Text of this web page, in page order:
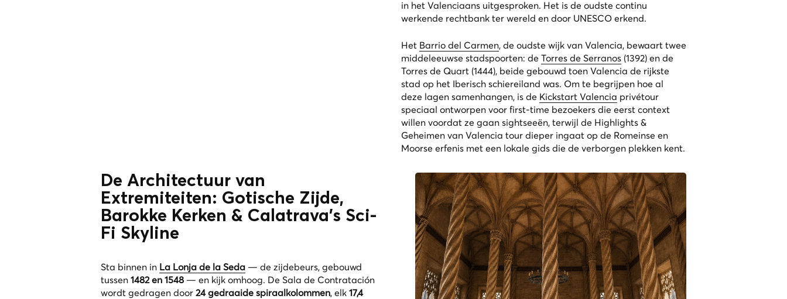
in het Valenciaans uitgesproken. Het is de oudste continu
werkende rechtbank ter wereld en door UNESCO erkend.
Het Barrio del Carmen, de oudste wijk van Valencia, bewaart twee
middeleeuwse stadspoorten: de Torres de Serranos(1392) en de
Torres de Quart (1444), beide gebouwd toen Valencia de rijkste
stad op het Iberisch schiereiland was. Om te begrijpen hoe al
deze lagen samenhangen, is de Kickstart Valencia privétour
speciaal ontworpen voor first-time bezoekers die eerst context
willen voordat ze gaan sightseeën, terwijl de Highlights &
Geheimen van Valencia tour dieper ingaat op de Romeinse en
Moorse erfenis met een lokale gids die de verborgen plekken kent.
De Architectuur van
Extremiteiten: Gotische Zijde,
Barokke Kerken & Calatrava’s Sci-
Fi Skyline
Sta binnen in La Lonja de la Seda — de zijdebeurs, gebouwd
tussen 1482 en 1548 — en kijk omhoog. De Sala de Contratación
wordt gedragen door 24 gedraaide spiraalkolommen, elk 17,4